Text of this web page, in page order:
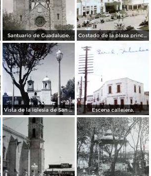
Santuario de Guadalupe. Costado de la plaza principal.
Vista de la iglesia de San Juan de Dios. Escena callejera.